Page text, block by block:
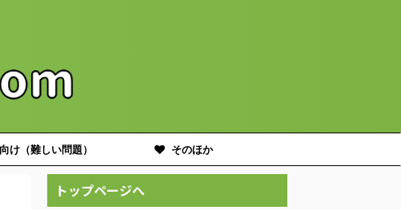
け（難しい問題） そのほか
トップページへ